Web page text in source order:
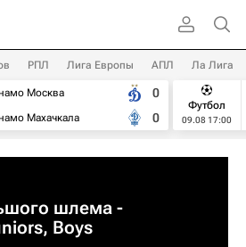
РПЛ Лига Европы АПЛ Ла Лига
Москва
Махачкала
0
0
Футбол
09.08 17:00
шлема -
Boys